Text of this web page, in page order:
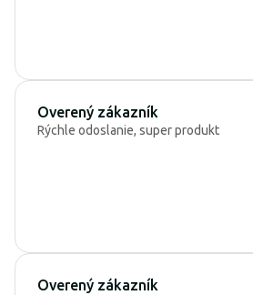
Overený zákazník
Rýchle odoslanie, super produkt
Overený zákazník